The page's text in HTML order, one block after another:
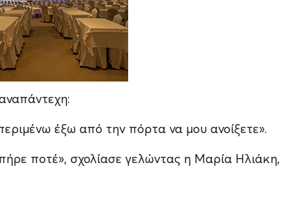
έξω από την πόρτα να μου ανοίξετε».
ποτέ», σχολίασε γελώντας η Μαρία Ηλιάκη,